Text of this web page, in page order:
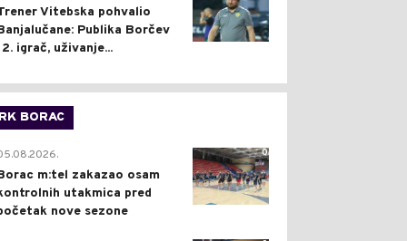
Vitebska pohvalio
Publika Borčev
igrač, uživanje...
RK BORAC
0
m:tel zakazao osam
utakmica pred
nove sezone